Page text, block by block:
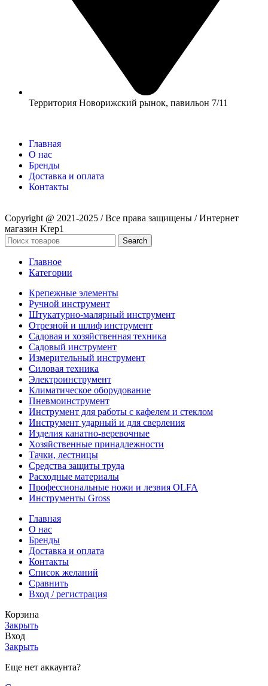
Территория Новорижский рынок, павильон 7/11
Главная
О нас
Бренды
Доставка и оплата
Контакты
Copyright @ 2021-2025 / Все права защищены / Интернет
магазин Krep1
Search
Главное
Категории
Крепежные элементы
Ручной инструмент
Штукатурно-малярный инструмент
Отрезной и шлиф инструмент
Садовая и хозяйственная техника
Садовый инструмент
Измерительный инструмент
Силовая техника
Электроинструмент
Климатическое оборудование
Пневмоинструмент
Инструмент для работы с кафелем и стеклом
Инструмент ударный и для сверления
Изделия канатно-веревочные
Хозяйственные принадлежности
Тачки, лестницы
Средства защиты труда
Расходные материалы
Профессиональные ножи и лезвия OLFA
Инструменты Gross
Главная
О нас
Бренды
Доставка и оплата
Контакты
Список желаний
Сравнить
Вход / регистрация
Корзина
Закрыть
Вход
Закрыть
Еще нет аккаунта?